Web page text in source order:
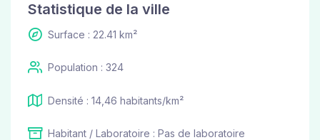
Statistique de la ville
Surface : 22.41 km²
Population : 324
Densité : 14,46 habitants/km²
Habitant / Laboratoire : Pas de laboratoire